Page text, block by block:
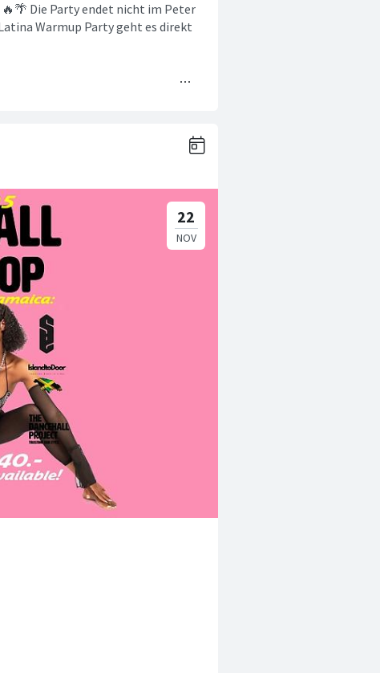
🔥🌴 Die Party endet nicht im Peter
Warmup Party geht es direkt